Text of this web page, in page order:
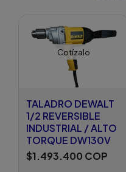
Cotízalo
TALADRO DEWALT
1/2 REVERSIBLE
INDUSTRIAL / ALTO
TORQUE DW130V
$1.493.400 COP